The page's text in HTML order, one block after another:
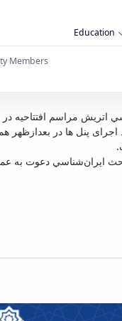
Education
Members
سینا -
اجرای پنل ها در بعدازظهر
ايران‌شناسي دعوت به